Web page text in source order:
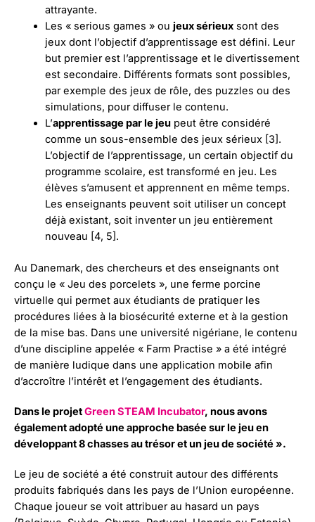
attrayante.
Les « serious games » ou jeux sérieuxsont des
jeux dont l’objectif d’apprentissage est défini. Leur
but premier est l’apprentissage et le divertissement
est secondaire. Différents formats sont possibles,
par exemple des jeux de rôle, des puzzles ou des
simulations, pour diffuser le contenu.
L’apprentissage par le jeupeut être considéré
comme un sous-ensemble des jeux sérieux [3].
L’objectif de l’apprentissage, un certain objectif du
programme scolaire, est transformé en jeu. Les
élèves s’amusent et apprennent en même temps.
Les enseignants peuvent soit utiliser un concept
déjà existant, soit inventer un jeu entièrement
nouveau [4, 5].
Au Danemark, des chercheurs et des enseignants ont
conçu le « Jeu des porcelets », une ferme porcine
virtuelle qui permet aux étudiants de pratiquer les
procédures liées à la biosécurité externe et à la gestion
de la mise bas. Dans une université nigériane, le contenu
d’une discipline appelée « Farm Practise » a été intégré
de manière ludique dans une application mobile afin
d’accroître l’intérêt et l’engagement des étudiants.
Dans le projetGreen STEAM Incubator, nous avons
également adopté une approche basée sur le jeu en
développant 8 chasses au trésor et un jeu de société ».
Le jeu de société a été construit autour des différents
produits fabriqués dans les pays de l’Union européenne.
Chaque joueur se voit attribuer au hasard un pays